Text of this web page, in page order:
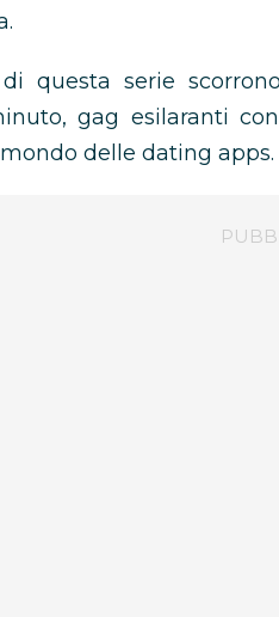
questa serie
gag esilaranti
delle dating apps.